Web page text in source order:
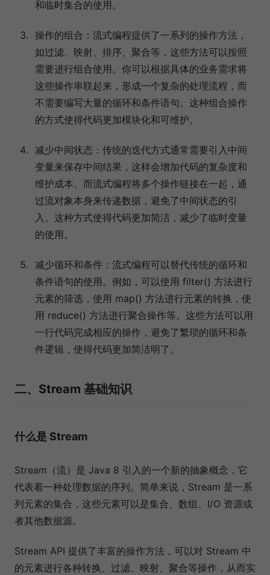
和临时集合的使用。
操作的组合：流式编程提供了一系列的操作方法，
如过滤、映射、排序、聚合等，这些方法可以按照
需要进行组合使用。你可以根据具体的业务需求将
这些操作串联起来，形成一个复杂的处理流程，而
不需要编写大量的循环和条件语句。这种组合操作
的方式使得代码更加模块化和可维护。
减少中间状态：传统的迭代方式通常需要引入中间
变量来保存中间结果，这样会增加代码的复杂度和
维护成本。而流式编程将多个操作链接在一起，通
过流对象本身来传递数据，避免了中间状态的引
入。这种方式使得代码更加简洁，减少了临时变量
的使用。
减少循环和条件：流式编程可以替代传统的循环和
条件语句的使用。例如，可以使用 filter() 方法进行
元素的筛选，使用 map() 方法进行元素的转换，使
用 reduce() 方法进行聚合操作等。这些方法可以用
一行代码完成相应的操作，避免了繁琐的循环和条
件逻辑，使得代码更加简洁明了。
二、Stream 基础知识
什么是 Stream
Stream（流）是 Java 8 引入的一个新的抽象概念，它
代表着一种处理数据的序列。简单来说，Stream 是一系
列元素的集合，这些元素可以是集合、数组、I/O 资源或
者其他数据源。
Stream API 提供了丰富的操作方法，可以对 Stream 中
的元素进行各种转换、过滤、映射、聚合等操作，从而实